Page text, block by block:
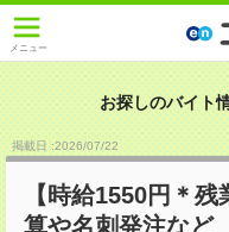
メニュー
お探しのバイト
掲載日 :2026/07/22
【時給1550円＊
算や名刺発注など